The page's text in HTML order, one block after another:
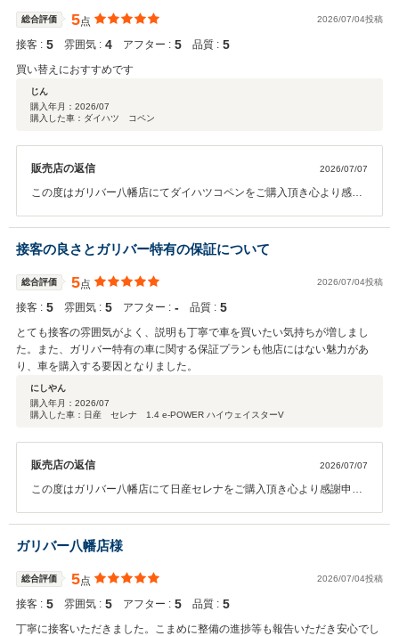
げます。
総合評価 5点 2026/07/04投稿
接客 : 5 雰囲気 : 4 アフター : 5 品質 : 5
買い替えにおすすめです
じん
購入年月： 2026/07
購入した車：ダイハツ コペン
販売店の返信 2026/07/07
この度はガリバー八幡店にてダイハツコペンをご購入頂き心より感謝
の中から当店をお選び頂き、私共も大変嬉しく思います。 ご納車後も
おクルマのメンテナンス等でお困りの際は当店へ気兼ねなくご相談く
す。
接客の良さとガリバー特有の保証について
総合評価 5点 2026/07/04投稿
接客 : 5 雰囲気 : 5 アフター : ‐ 品質 : 5
とても接客の雰囲気がよく、説明も丁寧で車を買いたい気持ちが増しまし
た。また、ガリバー特有の車に関する保証プランも他店にはない魅力があ
り、車を購入する要因となりました。
にしやん
購入年月： 2026/07
購入した車：日産 セレナ 1.4 e-POWER ハイウェイスターV
販売店の返信 2026/07/07
この度はガリバー八幡店にて日産セレナをご購入頂き心より感謝申し
私共も大変嬉しく思います。 ご納車後も愛車のメンテナンス等でお困
りの際は気兼ねなく当店へご相談ください。 今後とも末永いお付き合
いを何卒宜しくお願い申し上げます。
ガリバー八幡店様
総合評価 5点 2026/07/04投稿
接客 : 5 雰囲気 : 5 アフター : 5 品質 : 5
丁寧に接客いただきました。こまめに整備の進捗等も報告いただき安心でし